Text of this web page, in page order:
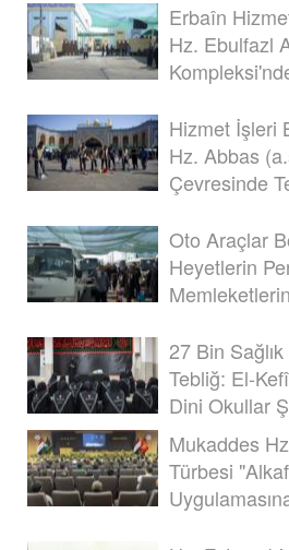
Erbaîn
Hz. Ebulfazl
Hizmet İşleri
Hz. Abbas
Çevresinde
Oto Araçlar
Heyetlerin
27 Bin
Tebliğ: El-
Dini Okullar
Mukaddes
Türbesi